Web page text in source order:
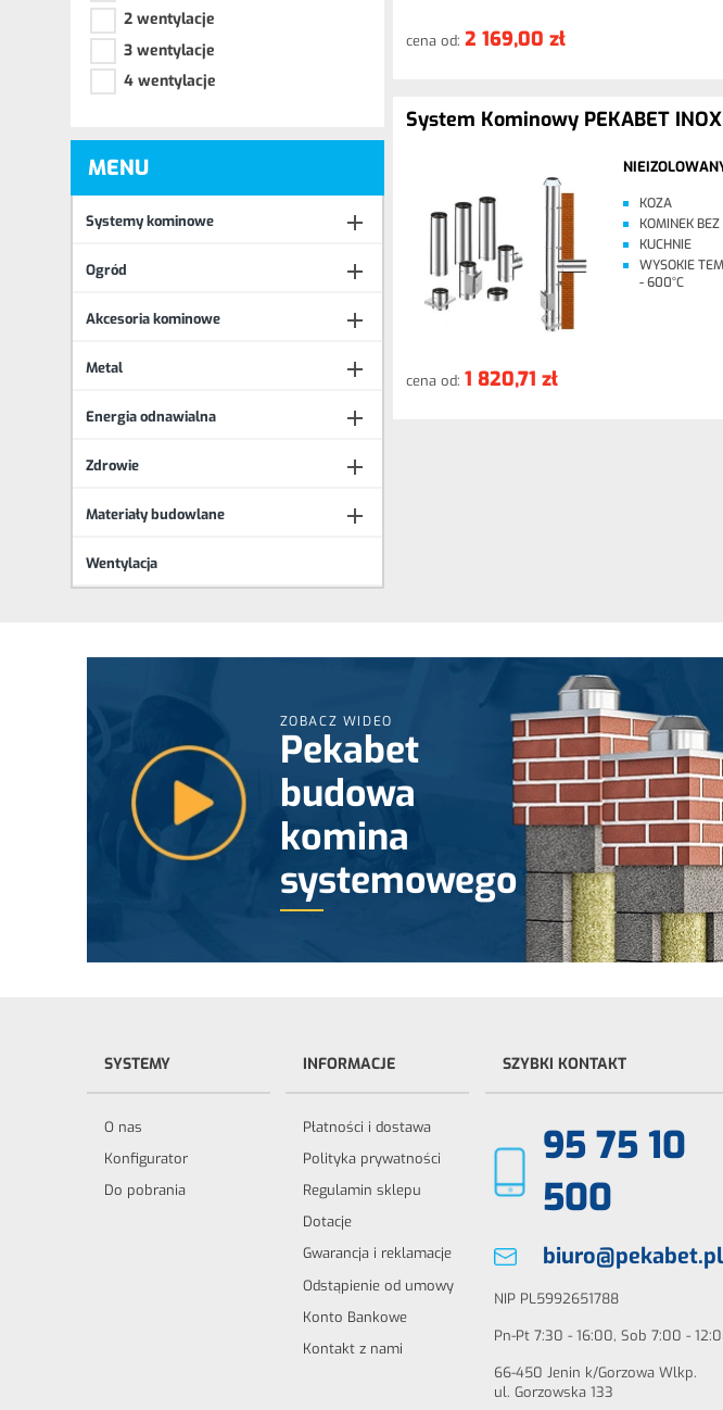
2 wentylacje
3 wentylacje
4 wentylacje
MENU
Systemy kominowe 
Ogród 
Akcesoria kominowe 
Metal 
Energia odnawialna 
Zdrowie 
Materiały budowlane 
Wentylacja
cena od: 2 169,00 zł
System Kominowy PEKABET INOX
KOZA
KOMINEK
KUCHNIE
WYSOKIE
- 600°C
cena od: 1 820,71 zł
ZOBACZ WIDEO
Pekabet
budowa
komina
systemowego
SYSTEMY
O nas
Konfigurator
Do pobrania
INFORMACJE
Płatności i dostawa
Polityka prywatności
Regulamin sklepu
Dotacje
Gwarancja i reklamacje
Odstąpienie od umowy
Konto Bankowe
Kontakt z nami
SZYBKI KONTAKT
95 75 10
500
biuro@pekabet.pl
NIP PL5992651788
Pn-Pt 7:30 - 16:00, Sob 7:00 -
66-450 Jenin k/Gorzowa Wlkp.
ul. Gorzowska 133